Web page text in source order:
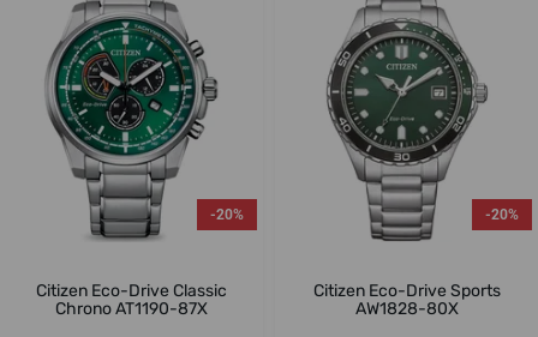
-20%
Citizen Eco-Drive Classic
Chrono AT1190-87X
-20%
Citizen Eco-Drive Sports
AW1828-80X